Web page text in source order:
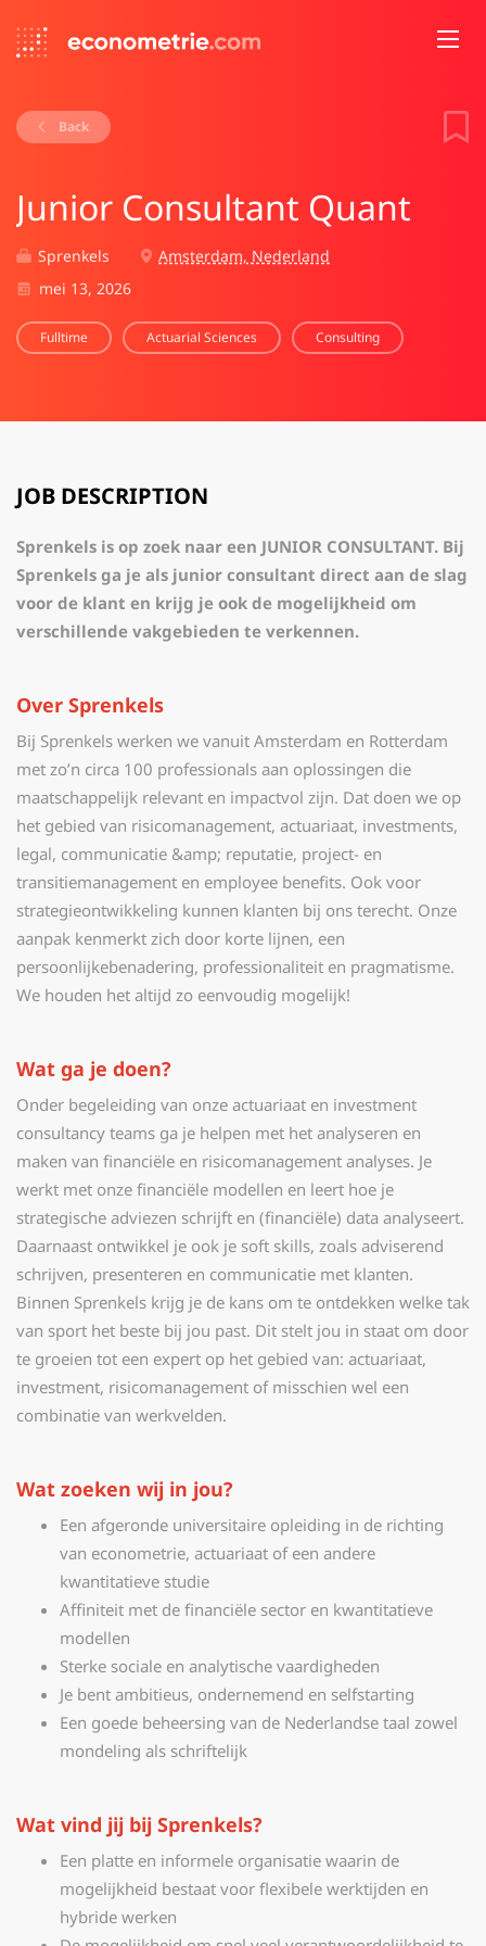
Back
Junior Consultant Quant
Sprenkels
Amsterdam, Nederland
mei 13, 2026
Fulltime Actuarial Sciences Consulting
JOB DESCRIPTION
Sprenkels is op zoek naar een JUNIOR CONSULTANT. Bij
Sprenkels ga je als junior consultant direct aan de slag
voor de klant en krijg je ook de mogelijkheid om
verschillende vakgebieden te verkennen.
Over Sprenkels
Bij Sprenkels werken we vanuit Amsterdam en Rotterdam
met zo’n circa 100 professionals aan oplossingen die
maatschappelijk relevant en impactvol zijn. Dat doen we op
het gebied van risicomanagement, actuariaat, investments,
legal, communicatie &amp; reputatie, project- en
transitiemanagement en employee benefits. Ook voor
strategieontwikkeling kunnen klanten bij ons terecht. Onze
aanpak kenmerkt zich door korte lijnen, een
persoonlijkebenadering, professionaliteit en pragmatisme.
We houden het altijd zo eenvoudig mogelijk!
Wat ga je doen?
Onder begeleiding van onze actuariaat en investment
consultancy teams ga je helpen met het analyseren en
maken van financiële en risicomanagement analyses. Je
werkt met onze financiële modellen en leert hoe je
strategische adviezen schrijft en (financiële) data analyseert.
Daarnaast ontwikkel je ook je soft skills, zoals adviserend
schrijven, presenteren en communicatie met klanten.
Binnen Sprenkels krijg je de kans om te ontdekken welke tak
van sport het beste bij jou past. Dit stelt jou in staat om door
te groeien tot een expert op het gebied van: actuariaat,
investment, risicomanagement of misschien wel een
combinatie van werkvelden.
Wat zoeken wij in jou?
Een afgeronde universitaire opleiding in de richting
van econometrie, actuariaat of een andere
kwantitatieve studie
Affiniteit met de financiële sector en kwantitatieve
modellen
Sterke sociale en analytische vaardigheden
Je bent ambitieus, ondernemend en selfstarting
Een goede beheersing van de Nederlandse taal zowel
mondeling als schriftelijk
Wat vind jij bij Sprenkels?
Een platte en informele organisatie waarin de
mogelijkheid bestaat voor flexibele werktijden en
hybride werken